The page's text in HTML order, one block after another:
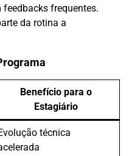
frequentes.
da rotina a
Benefício para o
Estagiário
técnica